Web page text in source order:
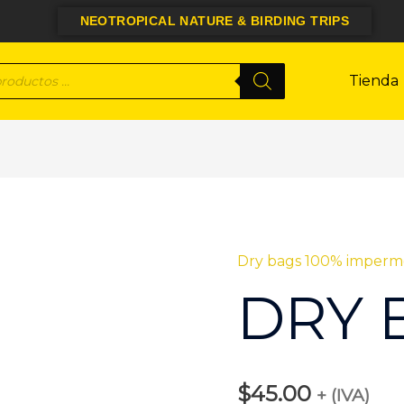
NEOTROPICAL NATURE & BIRDING TRIPS
Tienda
Dry bags 100%
DRY
$45.00 + (IVA)
DRY
cantidad